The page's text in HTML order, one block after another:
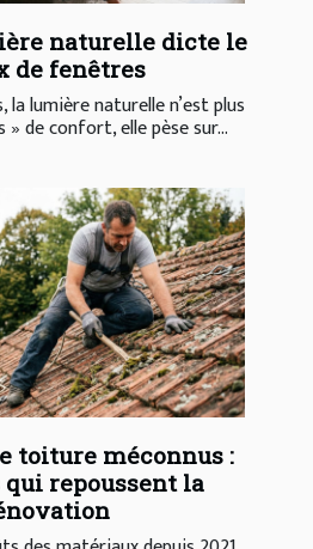
naturelle dicte le
de fenêtres
la lumière naturelle n’est plus
» de confort, elle pèse sur...
toiture méconnus :
qui repoussent la